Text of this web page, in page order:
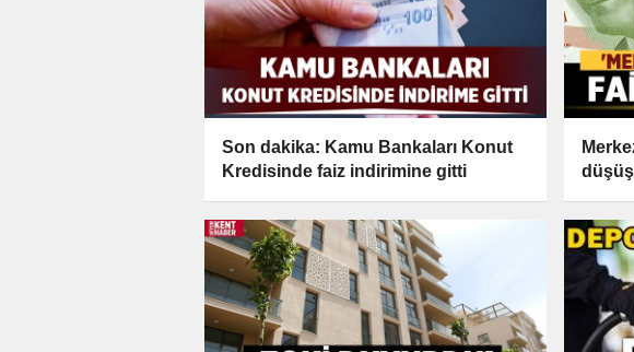
Son dakika: Kamu Bankaları Konut
Kredisinde faiz indirimine gitti